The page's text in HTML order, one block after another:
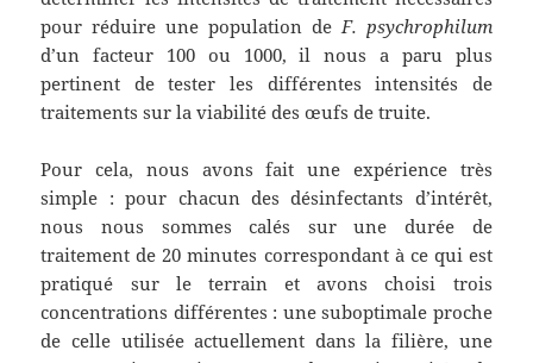
pour réduire une population de F. psychrophilum
d’un facteur 100 ou 1000, il nous a paru plus
pertinent de tester les différentes intensités de
traitements sur la viabilité des œufs de truite.
Pour cela, nous avons fait une expérience très
simple : pour chacun des désinfectants d’intérêt,
nous nous sommes calés sur une durée de
traitement de 20 minutes correspondant à ce qui est
pratiqué sur le terrain et avons choisi trois
concentrations différentes : une suboptimale proche
de celle utilisée actuellement dans la filière, une